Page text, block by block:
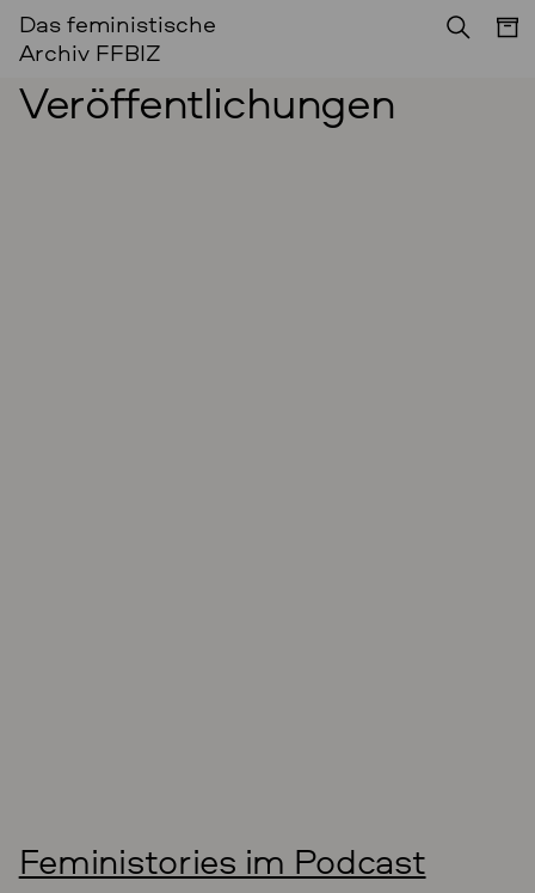
Das feministische
Archiv FFBIZ
Veröffentlichungen
Feministories im Podcast